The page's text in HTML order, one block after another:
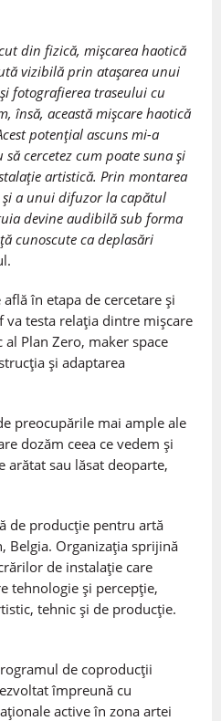
din fizică, mișcarea haotică
vizibilă prin atașarea unui
fotografierea traseului cu
însă, această mișcare haotică
potențial ascuns mi-a
cercetez cum poate suna și
artistică. Prin montarea
a unui difuzor la capătul
devine audibilă sub forma
cunoscute ca deplasări
în etapa de cercetare și
va testa relația dintre mișcare
Plan Zero, maker space
și adaptarea
preocupările mai ample ale
dozăm ceea ce vedem și
arătat sau lăsat deoparte,
de producție pentru artă
Belgia. Organizația sprijină
de instalație care
tehnologie și percepție,
tehnic și de producție.
de coproducții
împreună cu
active în zona artei